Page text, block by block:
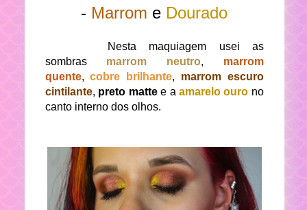
- Marrom e Dourado
Nesta maquiagem usei as
sombras marrom neutro, marrom
quente,cobre brilhante, marrom escuro
cintilante, preto mattee aamarelo ouro no
canto interno dos olhos.